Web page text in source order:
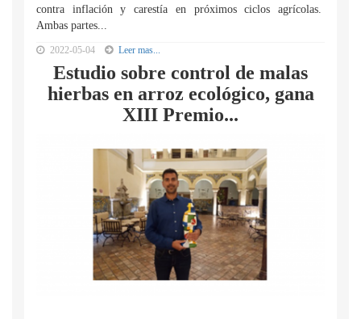
contra inflación y carestía en próximos ciclos agrícolas.
Ambas partes...
2022-05-04 Leer mas...
Estudio sobre control de malas
hierbas en arroz ecológico, gana
XIII Premio...